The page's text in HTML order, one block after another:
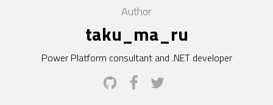
Author
taku_ma_ru
Power Platform consultant and .NET developer